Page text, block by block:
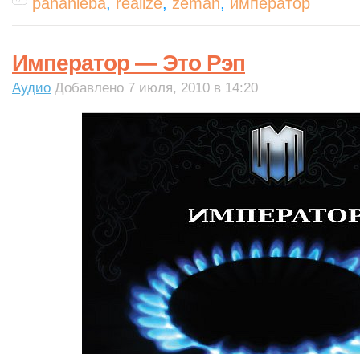
Император — Это Рэп
Аудио Добавлено 7 июля, 2010 в 14:20